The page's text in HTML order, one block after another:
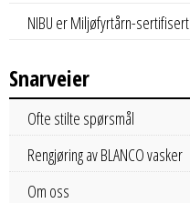
NIBU er Miljøfyrtårn-sertifisert
Snarveier
Ofte stilte spørsmål
Rengjøring av BLANCO vasker
Om oss